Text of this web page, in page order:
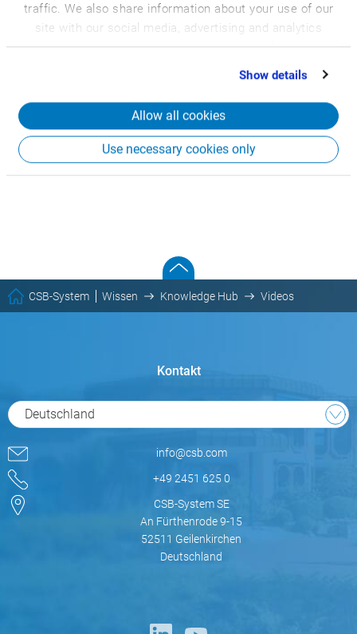
traffic. We also share information about your use of our
site with our social media, advertising and analytics
partners who may combine it with other information
that you’ve provided to them or that they’ve collected
Show details
Allow all cookies
Use necessary cookies only
CSB-System Wissen Knowledge Hub Videos
Kontakt
Deutschland
info@csb.com
+49 2451 625 0
CSB-System SE
An Fürthenrode 9-15
52511 Geilenkirchen
Deutschland